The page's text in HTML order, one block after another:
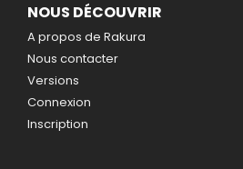
NOUS DÉCOUVRIR
A propos de Rakura
Nous contacter
Versions
Connexion
Inscription